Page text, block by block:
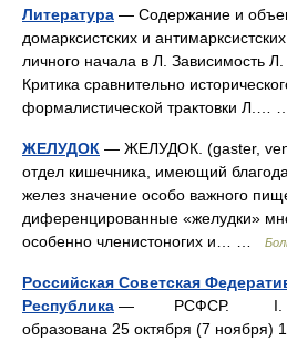
Литература — Содержание и
домарксистских и
личного начала в Л. Зависимость
Критика сравнительно
формалистической трактовки Л.…
ЖЕЛУДОК — ЖЕЛУДОК. (gaster,
отдел кишечника, имеющий
желез значение особо важного
диференцированные «желудки»
особенно членистоногих и… …
Российская Советская
Республика — РСФСР. I.
образована 25 октября (7 ноября)